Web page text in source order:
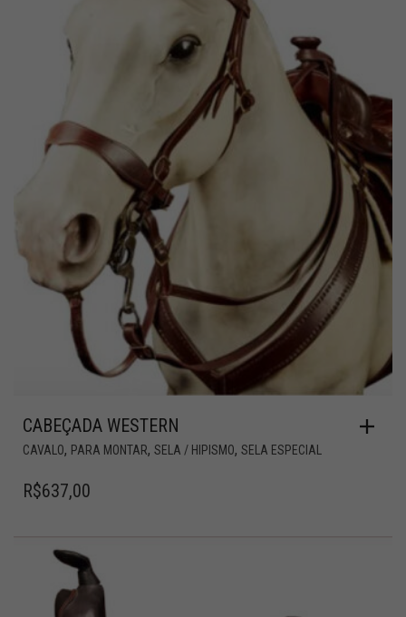
CABEÇADA WESTERN
CAVALO, PARA MONTAR, SELA / HIPISMO, SELA ESPECIAL
R$637,00